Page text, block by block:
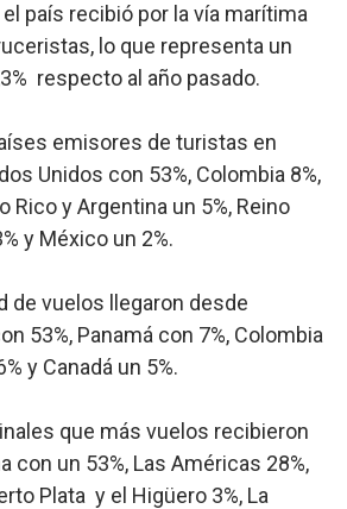
país recibió por la vía marítima
lo que representa un
respecto al año pasado.
emisores de turistas en
Unidos con 53%, Colombia 8%,
Rico y Argentina un 5%, Reino
y México un 2%.
de vuelos llegaron desde
53%, Panamá con 7%, Colombia
y Canadá un 5%.
que más vuelos recibieron
con un 53%, Las Américas 28%,
Plata y el Higüero 3%, La